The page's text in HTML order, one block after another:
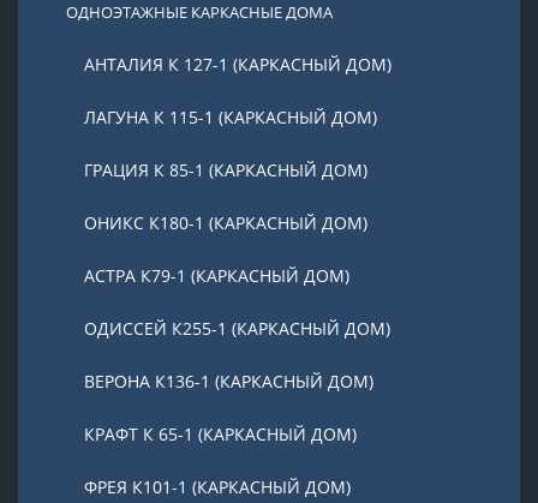
ОДНОЭТАЖНЫЕ КАРКАСНЫЕ ДОМА
АНТАЛИЯ К 127-1 (КАРКАСНЫЙ ДОМ)
ЛАГУНА К 115-1 (КАРКАСНЫЙ ДОМ)
ГРАЦИЯ К 85-1 (КАРКАСНЫЙ ДОМ)
ОНИКС К180-1 (КАРКАСНЫЙ ДОМ)
АСТРА К79-1 (КАРКАСНЫЙ ДОМ)
ОДИССЕЙ К255-1 (КАРКАСНЫЙ ДОМ)
ВЕРОНА К136-1 (КАРКАСНЫЙ ДОМ)
КРАФТ К 65-1 (КАРКАСНЫЙ ДОМ)
ФРЕЯ К101-1 (КАРКАСНЫЙ ДОМ)